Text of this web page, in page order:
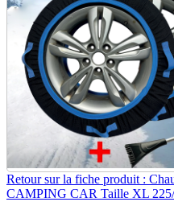
Retour sur la fiche produit :
CAMPING CAR Taille XL